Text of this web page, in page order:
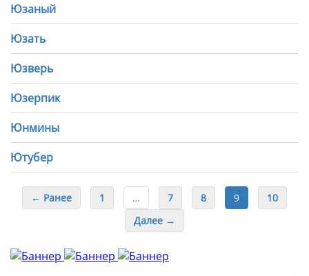
Юзаный
Юзать
Юзверь
Юзерпик
Юнмины
Ютубер
← Ранее 1 … 7 8 9
10
Далее →